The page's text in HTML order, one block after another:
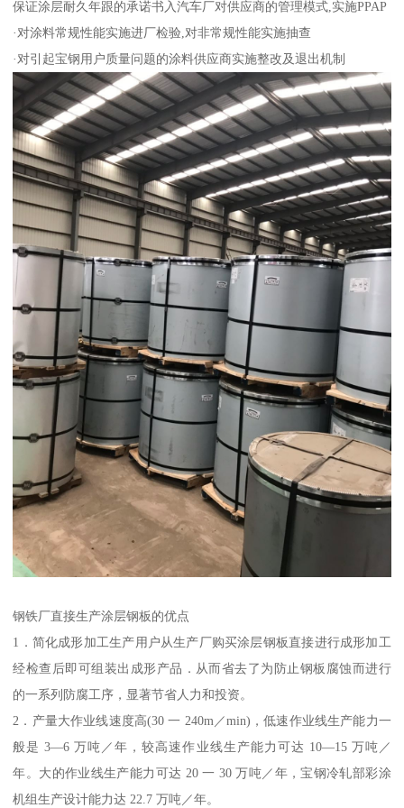
保证涂层耐久年跟的承诺书入汽车厂对供应商的管理模式,实施PPAP
·对涂料常规性能实施进厂检验,对非常规性能实施抽查
·对引起宝钢用户质量问题的涂料供应商实施整改及退出机制
钢铁厂直接生产涂层钢板的优点
1．简化成形加工生产用户从生产厂购买涂层钢板直接进行成形加工
经检查后即可组装出成形产品．从而省去了为防止钢板腐蚀而进行
的一系列防腐工序，显著节省人力和投资。
2．产量大作业线速度高(30 一 240m／min)，低速作业线生产能力一
般是 3—6 万吨／年，较高速作业线生产能力可达 10—15 万吨／
年。大的作业线生产能力可达 20 一 30 万吨／年，宝钢冷轧部彩涂
机组生产设计能力达 22.7 万吨／年。